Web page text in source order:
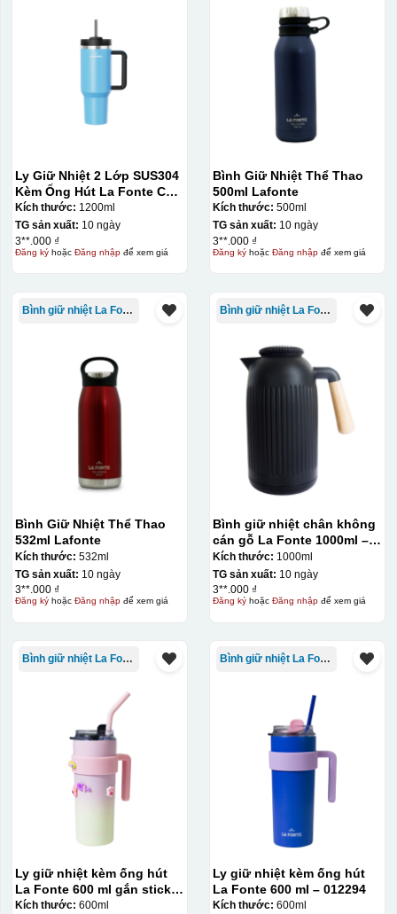
Ly Giữ Nhiệt 2 Lớp SUS304
Kèm Ống Hút La Fonte Có
Tay Cầm 1200ml
Kích thước: 1200ml
TG sản xuất: 10 ngày
3**.000 ₫
Đăng kýhoặc Đăng nhậpđể xem giá
Bình Giữ Nhiệt Thể Thao
500ml Lafonte
Kích thước: 500ml
TG sản xuất: 10 ngày
3**.000 ₫
Đăng kýhoặc Đăng nhậpđể xem giá
Bình giữ nhiệt La Fonte
Bình Giữ Nhiệt Thể Thao
532ml Lafonte
Kích thước: 532ml
TG sản xuất: 10 ngày
3**.000 ₫
Đăng kýhoặc Đăng nhậpđể xem giá
Bình giữ nhiệt La Fonte
Bình giữ nhiệt chân không
cán gỗ La Fonte 1000ml –
011679
Kích thước: 1000ml
TG sản xuất: 10 ngày
3**.000 ₫
Đăng kýhoặc Đăng nhậpđể xem giá
Bình giữ nhiệt La Fonte
Ly giữ nhiệt kèm ống hút
La Fonte 600 ml gắn sticker
– 012294
Kích thước: 600ml
Bình giữ nhiệt La Fonte
Ly giữ nhiệt kèm ống hút
La Fonte 600 ml – 012294
Kích thước: 600ml